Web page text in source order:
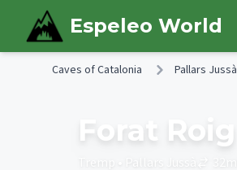
Skip to main content
Espeleo World
Caves of Catalonia Pallars Jussà
Forat Roig